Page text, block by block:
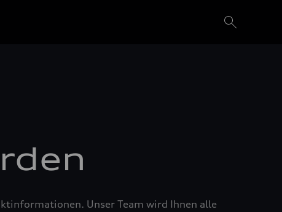
Unser Team wird Ihnen alle